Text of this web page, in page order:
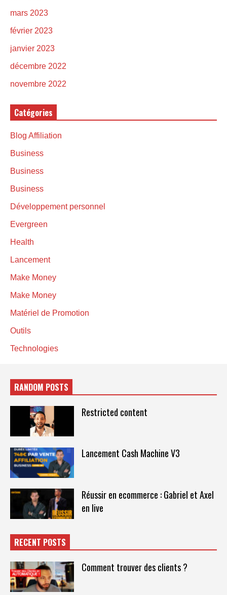
mars 2023
février 2023
janvier 2023
décembre 2022
novembre 2022
Catégories
Blog Affiliation
Business
Business
Business
Développement personnel
Evergreen
Health
Lancement
Make Money
Make Money
Matériel de Promotion
Outils
Technologies
RANDOM POSTS
Restricted content
Lancement Cash Machine V3
Réussir en ecommerce : Gabriel et Axel
en live
RECENT POSTS
Comment trouver des clients ?